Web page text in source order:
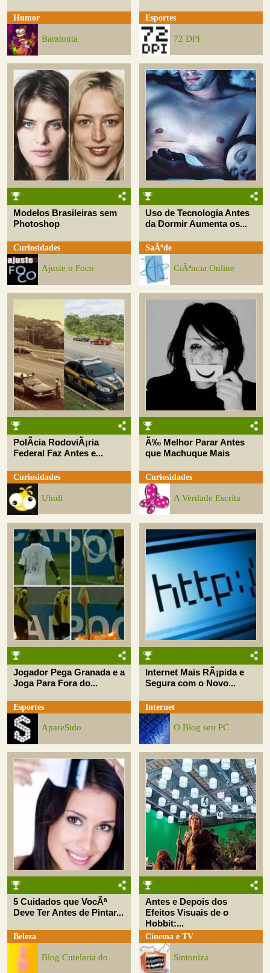
Humor
Baratonta
Esportes
72 DPI
Modelos Brasileiras sem
Photoshop
Curiosidades
Ajuste o Foco
Uso de Tecnologia Antes
da Dormir Aumenta os...
SaÃºde
CiÃªncia Online
PolÃ­cia RodoviÃ¡ria
Federal Faz Antes e...
Curiosidades
Uhull
Ã‰ Melhor Parar Antes
que Machuque Mais
Curiosidades
A Verdade Escrita
Jogador Pega Granada e a
Joga Para Fora do...
Esportes
ApareSido
Internet Mais RÃ¡pida e
Segura com o Novo...
Internet
O Blog seu PC
5 Cuidados que VocÃª
Deve Ter Antes de Pintar...
Beleza
Blog Cutelaria do
Antes e Depois dos
Efeitos Visuais de o
Hobbit:...
Cinema e TV
Sintoniza